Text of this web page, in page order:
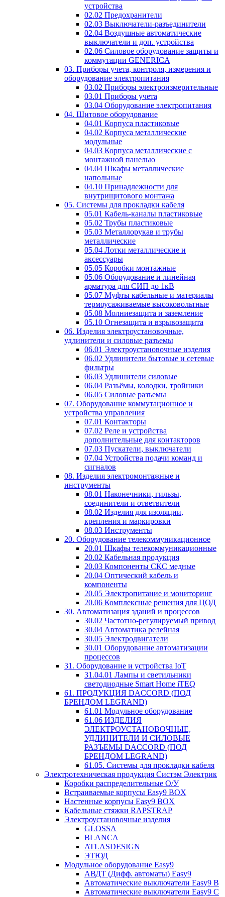
устройства
02.02 Предохранители
02.03 Выключатели-разъединители
02.04 Воздушные автоматические
выключатели и доп. устройства
02.06 Силовое оборудование защиты и
коммутации GENERICA
03. Приборы учета, контроля, измерения и
оборудование электропитания
03.02 Приборы электроизмерительные
03.01 Приборы учета
03.04 Оборудование электропитания
04. Щитовое оборудование
04.01 Корпуса пластиковые
04.02 Корпуса металлические
модульные
04.03 Корпуса металлические с
монтажной панелью
04.04 Шкафы металлические
напольные
04.10 Принадлежности для
внутрищитового монтажа
05. Системы для прокладки кабеля
05.01 Кабель-каналы пластиковые
05.02 Трубы пластиковые
05.03 Металлорукав и трубы
металлические
05.04 Лотки металлические и
аксессуары
05.05 Коробки монтажные
05.06 Оборудование и линейная
арматура для СИП до 1кВ
05.07 Муфты кабельные и материалы
термоусаживаемые высоковольтные
05.08 Молниезащита и заземление
05.10 Огнезащита и взрывозащита
06. Изделия электроустановочные,
удлинители и силовые разъемы
06.01 Электроустановочные изделия
06.02 Удлинители бытовые и сетевые
фильтры
06.03 Удлинители силовые
06.04 Разъёмы, колодки, тройники
06.05 Силовые разъемы
07. Оборудование коммутационное и
устройства управления
07.01 Контакторы
07.02 Реле и устройства
дополнительные для контакторов
07.03 Пускатели, выключатели
07.04 Устройства подачи команд и
сигналов
08. Изделия электромонтажные и
инструменты
08.01 Наконечники, гильзы,
соединители и ответвители
08.02 Изделия для изоляции,
крепления и маркировки
08.03 Инструменты
20. Оборудование телекоммуникационное
20.01 Шкафы телекоммуникационные
20.02 Кабельная продукция
20.03 Компоненты СКС медные
20.04 Оптический кабель и
компоненты
20.05 Электропитание и мониторинг
20.06 Комплексные решения для ЦОД
30. Автоматизация зданий и процессов
30.02 Частотно-регулируемый привод
30.04 Автоматика релейная
30.05 Электродвигатели
30.01 Оборудование автоматизации
процессов
31. Оборудование и устройства IoT
31.04.01 Лампы и светильники
светодиодные Smart Home iTEQ
61. ПРОДУКЦИЯ DACCORD (ПОД
БРЕНДОМ LEGRAND)
61.01 Модульное оборудование
61.06 ИЗДЕЛИЯ
ЭЛЕКТРОУСТАНОВОЧНЫЕ,
УДЛИНИТЕЛИ И СИЛОВЫЕ
РАЗЪЕМЫ DACCORD (ПОД
БРЕНДОМ LEGRAND)
61.05. Системы для прокладки кабеля
Электротехническая продукция Систэм Электрик
Коробки распределительные О/У
Встраиваемые корпусы Easy9 BOX
Настенные корпусы Easy9 BOX
Кабельные стяжки RAPSTRAP
Электроустановочные изделия
GLOSSA
BLANCA
ATLASDESIGN
ЭТЮД
Модульное оборудование Easy9
АВДТ (Дифф. автоматы) Easy9
Автоматические выключатели Easy9 В
Автоматические выключатели Easy9 С